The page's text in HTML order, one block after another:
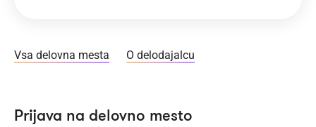
Vsa delovna mesta O delodajalcu
Prijava na delovno mesto